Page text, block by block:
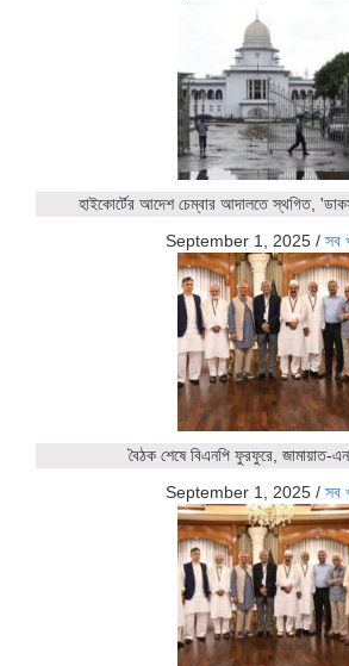
হাইকোর্টের আদেশ চেম্বার আদালতে স্থগিত, 'ডাকসু
September 1, 2025 / সব
বৈঠক শেষে বিএনপি ফুরফুরে, জামায়াত-
September 1, 2025 / সব